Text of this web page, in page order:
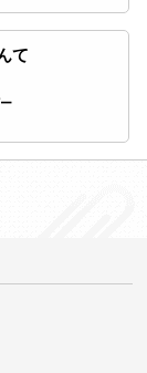
て